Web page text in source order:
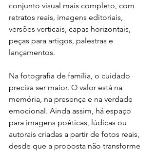
conjunto visual mais completo, com
retratos reais, imagens editoriais,
versões verticais, capas horizontais,
peças para artigos, palestras e
lançamentos.
Na fotografia de família, o cuidado
precisa ser maior. O valor está na
memória, na presença e na verdade
emocional. Ainda assim, há espaço
para imagens poéticas, lúdicas ou
autorais criadas a partir de fotos reais,
desde que a proposta não transforme